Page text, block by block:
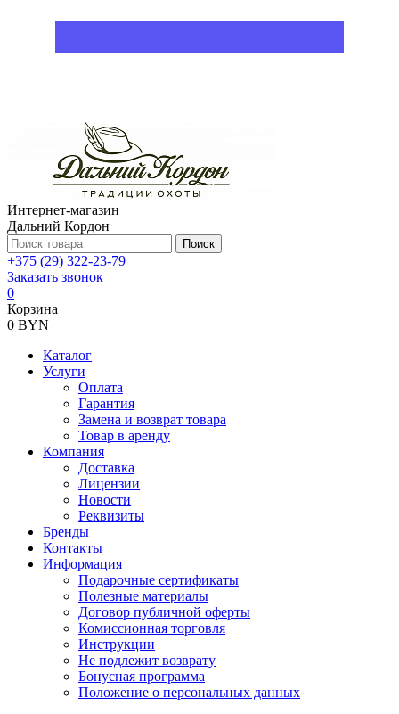
Интернет-магазин
Дальний Кордон
Поиск
+375 (29) 322-23-79
Заказать звонок
0
Корзина
0 BYN
Каталог
Услуги
Оплата
Гарантия
Замена и возврат товара
Товар в аренду
Компания
Доставка
Лицензии
Новости
Реквизиты
Бренды
Контакты
Информация
Подарочные сертификаты
Полезные материалы
Договор публичной оферты
Комиссионная торговля
Инструкции
Не подлежит возврату
Бонусная программа
Положение о персональных данных